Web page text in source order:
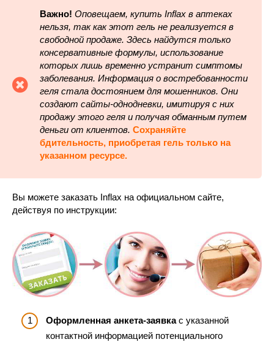
Важно! Оповещаем, купить Inflax в аптеках
нельзя, так как этот гель не реализуется в
свободной продаже. Здесь найдутся только
консервативные формулы, использование
которых лишь временно устранит симптомы
заболевания. Информация о востребованности
геля стала достоянием для мошенников. Они
создают сайты-однодневки, имитируя с них
продажу этого геля и получая обманным путем
деньги от клиентов. Сохраняйте
бдительность, приобретая гель только на
указанном ресурсе.
Вы можете заказать Inflax на официальном сайте,
действуя по инструкции:
Оформленная анкета-заявкас указанной
контактной информацией потенциального